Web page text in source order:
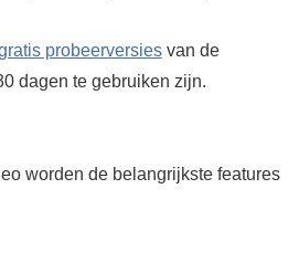
probeerversiesvan de
dagen te gebruiken zijn.
worden de belangrijkste features